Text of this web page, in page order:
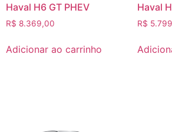
Haval H6 GT PHEV
R$ 8.369,00
Adicionar ao carrinho
Haval
R$